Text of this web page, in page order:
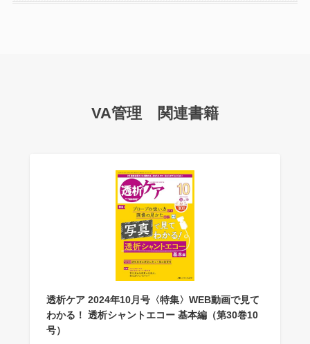
VA管理 関連書籍
透析ケア 2024年10月号〈特集〉WEB動画で見て
わかる！ 透析シャントエコー 基本編（第30巻10
号）